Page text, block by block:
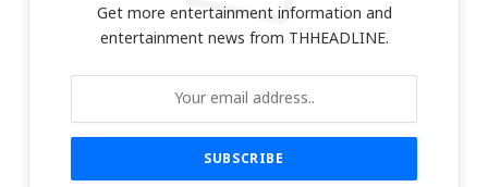
Get more entertainment information and
entertainment news from THHEADLINE.